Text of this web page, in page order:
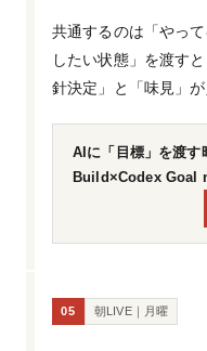
共通するのは「やっ
したい状態」を渡す
針決定」と「味見」
AIに「目標」を渡
Build×Codex Goal
05 朝LIVE｜月曜